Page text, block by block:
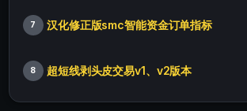
7 汉化修正版smc智能资金订单指标
8 超短线剥头皮交易v1、v2版本